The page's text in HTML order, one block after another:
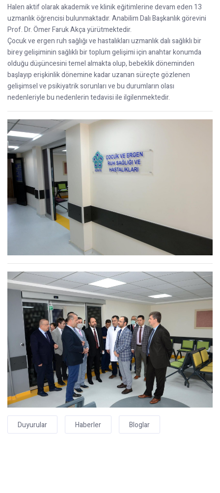
Halen aktif olarak akademik ve klinik eğitimlerine devam eden 13
uzmanlık öğrencisi bulunmaktadır. Anabilim Dalı Başkanlık görevini
Prof. Dr. Ömer Faruk Akça yürütmektedir.
Çocuk ve ergen ruh sağlığı ve hastalıkları uzmanlık dalı sağlıklı bir
birey gelişiminin sağlıklı bir toplum gelişimi için anahtar konumda
olduğu düşüncesini temel almakta olup, bebeklik döneminden
başlayıp erişkinlik dönemine kadar uzanan süreçte gözlenen
gelişimsel ve psikiyatrik sorunları ve bu durumların olası
nedenleriyle bu nedenlerin tedavisi ile ilgilenmektedir.
Duyurular Haberler Bloglar